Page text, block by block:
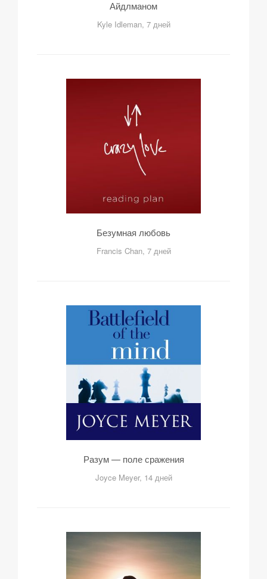
Айдлманом
Kyle Idleman, 7 дней
Безумная любовь
Francis Chan, 7 дней
Разум — поле сражения
Joyce Meyer, 14 дней